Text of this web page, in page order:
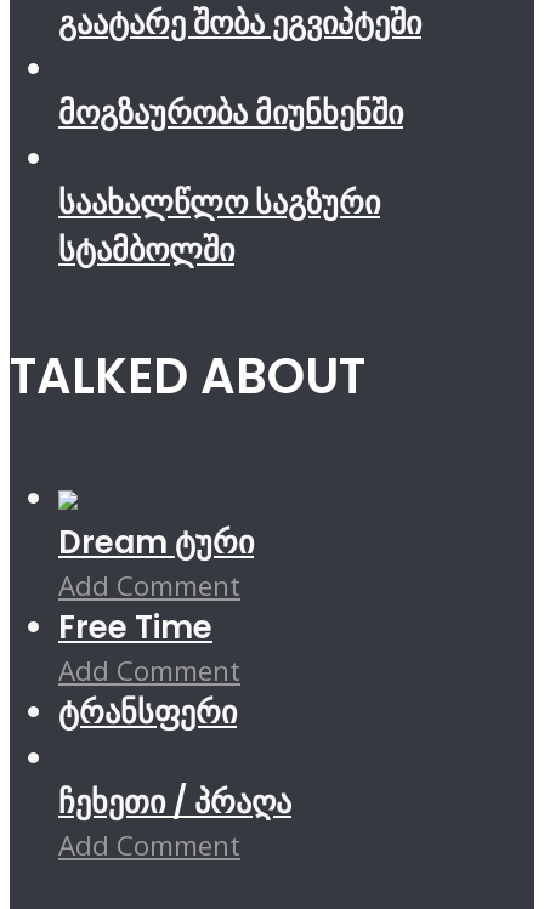
გაატარე შობა ეგვიპტეში
მოგზაურობა მიუნხენში
საახალწლო საგზური
სტამბოლში
TALKED ABOUT
Dream ტური
Add Comment
Free Time
Add Comment
ტრანსფერი
ჩეხეთი / პრაღა
Add Comment